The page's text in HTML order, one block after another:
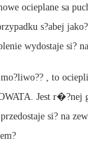
ocieplane sa
s?abej
wydostaje si?
, to
Jest r�?nej
si? na